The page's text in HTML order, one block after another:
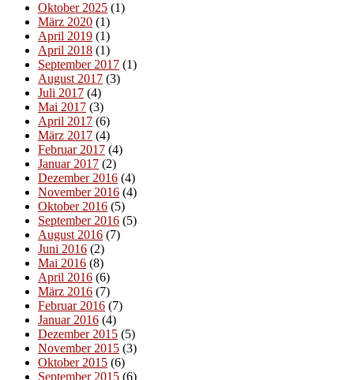
Oktober 2025 (1)
März 2020 (1)
April 2019 (1)
April 2018 (1)
September 2017 (1)
August 2017 (3)
Juli 2017 (4)
Mai 2017 (3)
April 2017 (6)
März 2017 (4)
Februar 2017 (4)
Januar 2017 (2)
Dezember 2016 (4)
November 2016 (4)
Oktober 2016 (5)
September 2016 (5)
August 2016 (7)
Juni 2016 (2)
Mai 2016 (8)
April 2016 (6)
März 2016 (7)
Februar 2016 (7)
Januar 2016 (4)
Dezember 2015 (5)
November 2015 (3)
Oktober 2015 (6)
September 2015 (6)